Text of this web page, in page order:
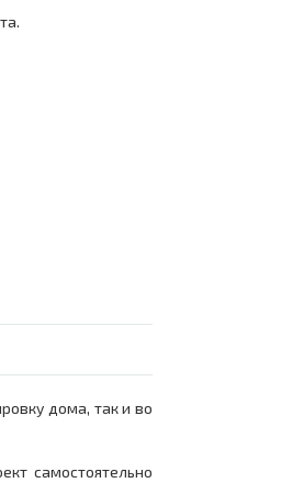
дома, так и во
самостоятельно